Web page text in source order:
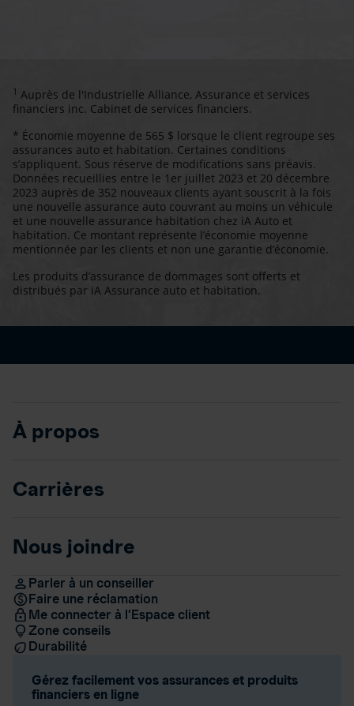
1 Auprès de l'Industrielle Alliance, Assurance et services
financiers inc. Cabinet de services financiers.
* Économie moyenne de 565 $ lorsque le client regroupe ses
assurances auto et habitation. Certaines conditions
s’appliquent. Sous réserve de modifications sans préavis.
Données recueillies entre le 1er juillet 2023 et 20 décembre
2023 auprès de 352 nouveaux clients ayant souscrit à la fois
une nouvelle assurance auto couvrant au moins un véhicule
et une nouvelle assurance habitation chez iA Auto et
habitation. Ce montant représente l’économie moyenne
mentionnée par les clients et non une garantie d’économie.
Les produits d’assurance de dommages sont offerts et
distribués par iA Assurance auto et habitation.
À propos
Carrières
Nous joindre
Parler à un conseiller
Faire une réclamation
Me connecter à l’Espace client
Zone conseils
Durabilité
Gérez facilement vos assurances et produits
financiers en ligne